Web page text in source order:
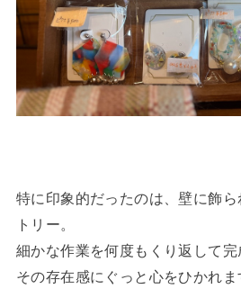
特に印象的だったのは、壁に飾
トリー。
細かな作業を何度もくり返して完
その存在感にぐっと心をひかれま